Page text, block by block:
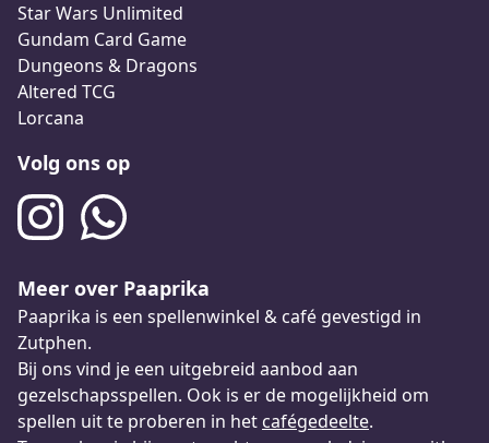
Star Wars Unlimited
Gundam Card Game
Dungeons & Dragons
Altered TCG
Lorcana
Volg ons op
Meer over Paaprika
Paaprika is een spellenwinkel & café gevestigd in
Zutphen.
Bij ons vind je een uitgebreid aanbod aan
gezelschapsspellen. Ook is er de mogelijkheid om
spellen uit te proberen in het cafégedeelte.